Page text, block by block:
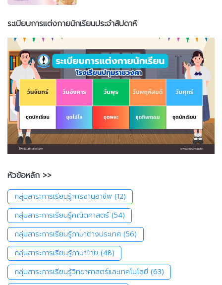
ระเบียบการแต่งกายนักเรียนประจำสัปดาห์
หัวข้อหลัก >>
กลุ่มสาระการเรียนรู้การงานอาชีพ (12)
กลุ่มสาระการเรียนรู้คณิตศาสตร์ (54)
กลุ่มสาระการเรียนรู้ภาษาต่างประเทศ (56)
กลุ่มสาระการเรียนรู้ภาษาไทย (48)
กลุ่มสาระการเรียนรู้วิทยาศาสตร์และเทคโนโลยี (63)